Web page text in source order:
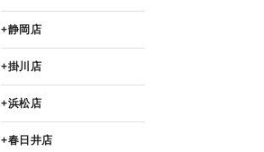
静岡店
掛川店
浜松店
春日井店